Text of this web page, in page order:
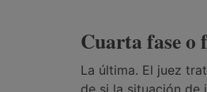
Cuarta fase o
La última. El juez
de si la situación de